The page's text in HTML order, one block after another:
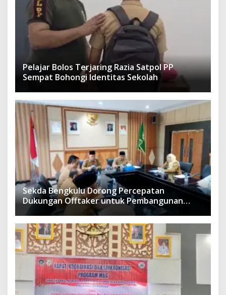
Pelajar Bolos Terjaring Razia Satpol PP
Sempat Bohongi Identitas Sekolah
Sekda Bengkulu Dorong Percepatan
Dukungan Offtaker untuk Pembangunan
TPST Regional